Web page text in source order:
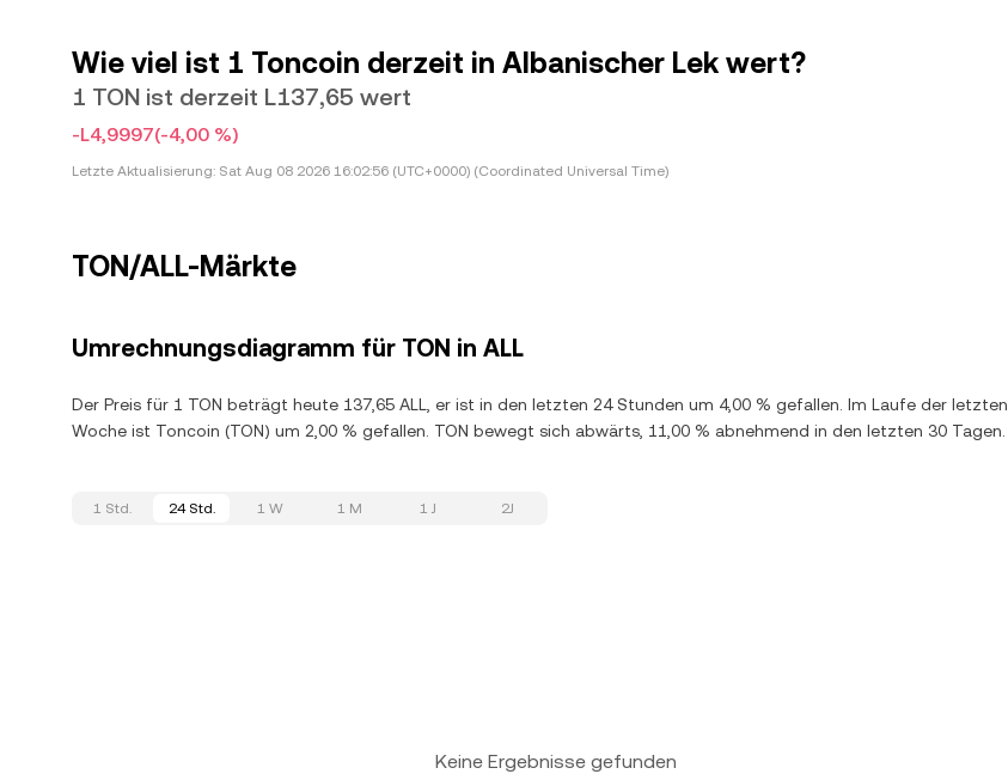
Wie viel ist 1 Toncoin derzeit in Albanischer Lek wert?
1 TON ist derzeit L137,65 wert
-L4,9997(-4,00 %)
Letzte Aktualisierung: Sat Aug 08 2026 16:02:56 (UTC+0000) (Coordinated Universal Time)
TON/ALL-Märkte
Umrechnungsdiagramm für TON in ALL
Der Preis für 1 TON beträgt heute 137,65 ALL, er ist in den letzten 24 Stunden um 4,00 % gefallen. Im Laufe der letzten
Woche ist Toncoin (TON) um 2,00 % gefallen. TON bewegt sich abwärts, 11,00 % abnehmend in den letzten 30 Tagen.
1 Std. 24 Std. 1 W 1 M 1 J 2J
Keine Ergebnisse gefunden